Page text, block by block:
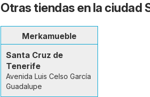
Otras tiendas en la ciudad
Merkamueble
Santa Cruz de
Tenerife
Avenida Luis Celso García
Guadalupe